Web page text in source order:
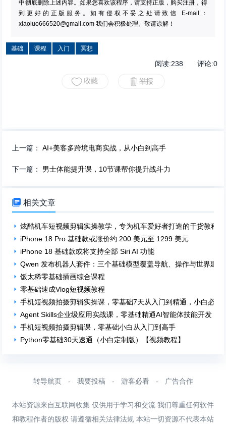
中彻底删除上述内容。如果您喜欢该程序，请支持正版，购买注册，得
到更好的正版服务。如有侵权不妥之处请致信 E-mail：
xiaoluo666520@gmail.com 我们会积极处理。敬请谅解！
基础 课程 入门 冥想
阅读:238 评论:0
上一篇：AI+美客多跨境电商实战，从小白到高手
下一篇： 男士体能提升课，10节课帮你提升战斗力
 相关文章
炫酷机车短视频剪辑实操教学，专为机车爱好者打造的干货教程
iPhone 18 Pro 基础款或涨价约 200 美元至 1299 美元
iPhone 18 基础款或将支持全部 Siri AI 功能
Qwen 发布机器人套件：三个基础模型覆盖导航、操作与世界建模
饭太稀零基础插画综合课程
零基础速成Vlog短视频教程
手机短视频拍摄剪辑实操课，零基础7天从入门到精通，小白必学
Agent Skills企业级应用实战课，零基础精通AI智能体技能开发
手机短视频拍摄剪辑课，零基础小白从入门到高手
Python零基础30天速通（小白定制版）【视频教程】
转导航页 - 我要投稿 - 游客必看 - 广告合作
本站资源来自互联网收集 仅供用于学习和交流 我们尊重任何软件
和教程作者的版权 请遵循相关法律法规 本站一切资源不代表本站